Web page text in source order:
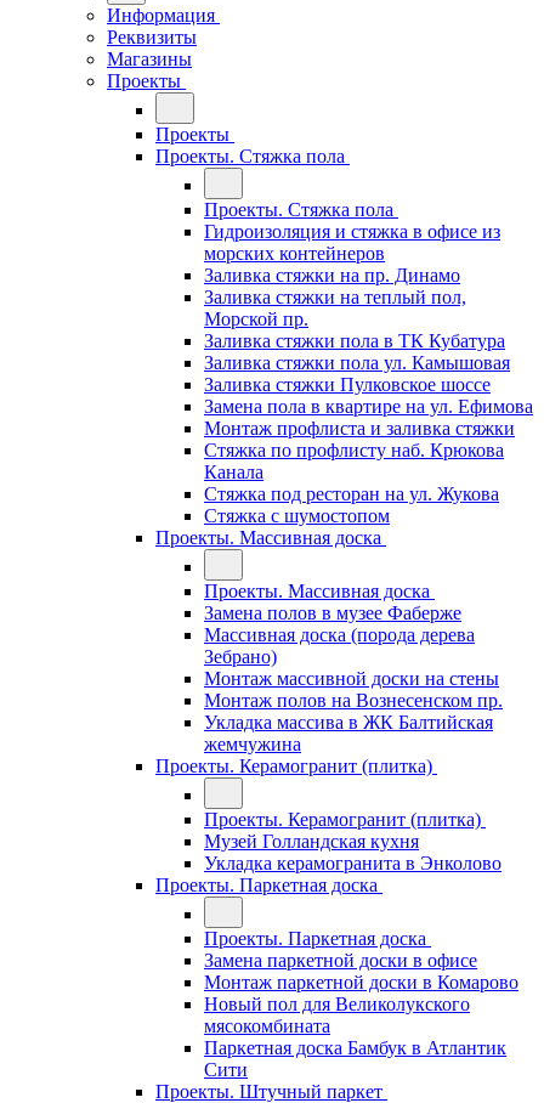
Информация
Реквизиты
Магазины
Проекты
Проекты
Проекты. Стяжка пола
Проекты. Стяжка пола
Гидроизоляция и стяжка в офисе из
морских контейнеров
Заливка стяжки на пр. Динамо
Заливка стяжки на теплый пол,
Морской пр.
Заливка стяжки пола в ТК Кубатура
Заливка стяжки пола ул. Камышовая
Заливка стяжки Пулковское шоссе
Замена пола в квартире на ул. Ефимова
Монтаж профлиста и заливка стяжки
Стяжка по профлисту наб. Крюкова
Канала
Стяжка под ресторан на ул. Жукова
Стяжка с шумостопом
Проекты. Массивная доска
Проекты. Массивная доска
Замена полов в музее Фаберже
Массивная доска (порода дерева
Зебрано)
Монтаж массивной доски на стены
Монтаж полов на Вознесенском пр.
Укладка массива в ЖК Балтийская
жемчужина
Проекты. Керамогранит (плитка)
Проекты. Керамогранит (плитка)
Музей Голландская кухня
Укладка керамогранита в Энколово
Проекты. Паркетная доска
Проекты. Паркетная доска
Замена паркетной доски в офисе
Монтаж паркетной доски в Комарово
Новый пол для Великолукского
мясокомбината
Паркетная доска Бамбук в Атлантик
Сити
Проекты. Штучный паркет